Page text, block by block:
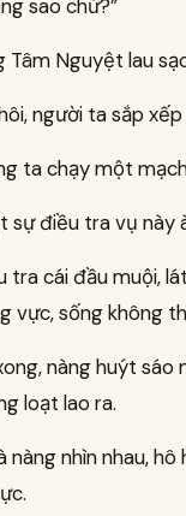
sao chứ?”
Tâm Nguyệt lau
người ta sắp
ta chạy một
sự điều tra vụ này
tra cái đầu muội,
vực, sống không
nàng huýt
loạt lao ra.
nàng nhìn nhau,